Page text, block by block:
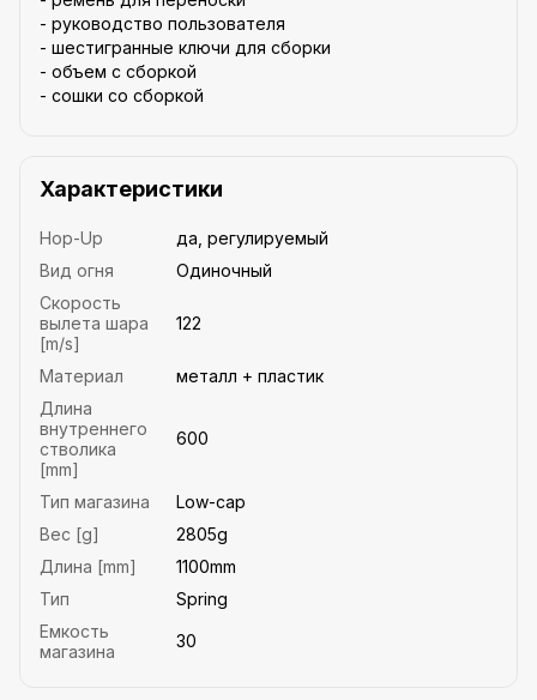
- руководство пользователя
- шестигранные ключи для сборки
- объем с сборкой
- сошки со сборкой
Характеристики
Hop-Up
да, регулируемый
Вид огня
Одиночный
Скорость
вылета шара
[m/s]
122
Материал
металл + пластик
Длина
внутреннего
стволика
[mm]
600
Тип магазина
Low-cap
Вес [g]
2805g
Длина [mm]
1100mm
Тип
Spring
Емкость
магазина
30